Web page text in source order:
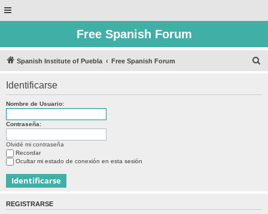
Free Spanish Forum
Spanish Institute of Puebla Free Spanish Forum
Identificarse
Nombre de Usuario:
Contraseña:
Olvidé mi contraseña
Recordar
Ocultar mi estado de conexión en esta sesión
REGISTRARSE